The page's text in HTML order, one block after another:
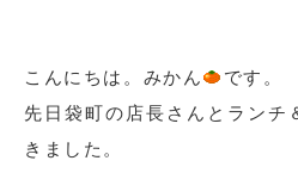
こんにちは。みかん
です。
先日袋町の店長さんとランチ
きました。